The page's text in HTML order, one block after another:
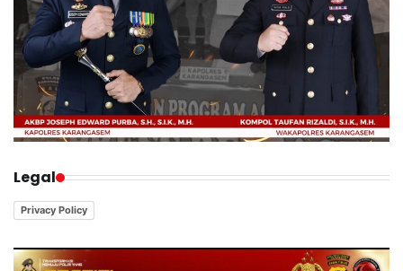
Legal
Privacy Policy